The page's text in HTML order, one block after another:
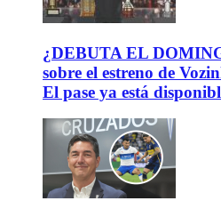
¿DEBUTA EL
sobre el estreno de
El pase ya está